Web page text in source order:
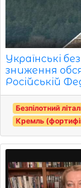
Українські
зниження
Російській
Безпілотний
Кремль